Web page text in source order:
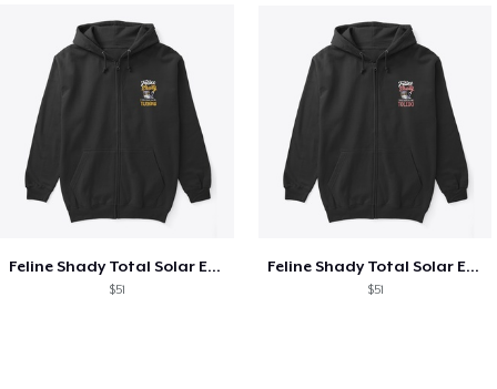
Feline Shady Total Solar Eclipse Tijuana
$51
Feline Shady Total Solar Eclipse Toledo
$51